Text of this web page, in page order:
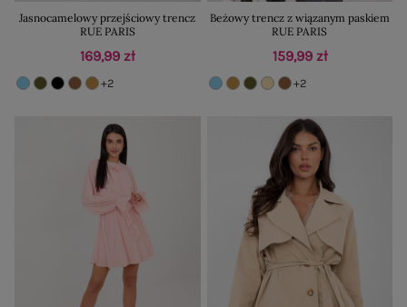
Jasnocamelowy przejściowy trencz
RUE PARIS
169,99 zł
+2
Beżowy trencz z wiązanym paskiem
RUE PARIS
159,99 zł
+2